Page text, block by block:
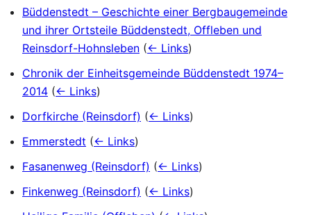
Büddenstedt – Geschichte einer Bergbaugemeinde
und ihrer Ortsteile Büddenstedt, Offleben und
Reinsdorf-Hohnsleben (← Links)
Chronik der Einheitsgemeinde Büddenstedt 1974–
2014 (← Links)
Dorfkirche (Reinsdorf) (← Links)
Emmerstedt (← Links)
Fasanenweg (Reinsdorf) (← Links)
Finkenweg (Reinsdorf) (← Links)